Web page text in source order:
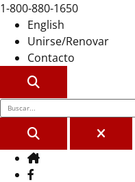
1-800-880-1650
English
Unirse/Renovar
Contacto
CERCA
Casa
Facebook